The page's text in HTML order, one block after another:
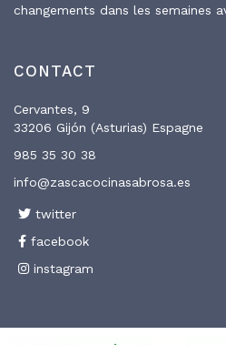
changements dans les semaines
CONTACT
Cervantes, 9
33206 Gijón (Asturias) Espagne
985 35 30 38
info@zascacocinasabrosa.es
twitter
facebook
instagram